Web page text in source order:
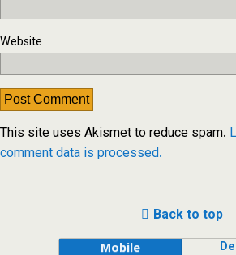
Website
This site uses Akismet to reduce spam.
comment data is processed.
Back to top
Mobile